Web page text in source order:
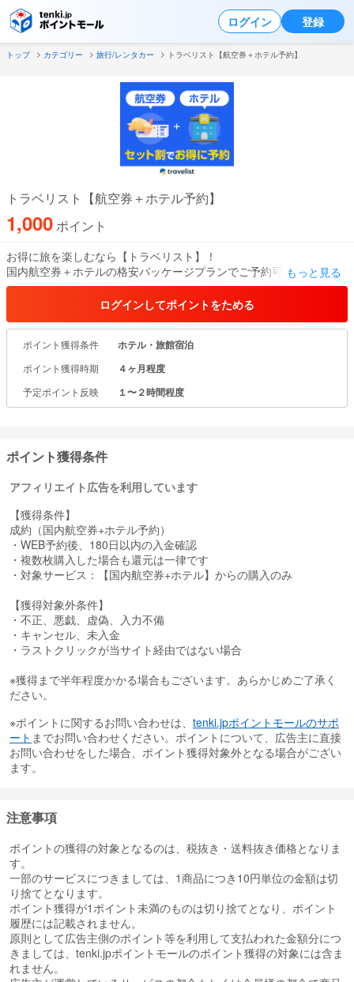
ログイン 登録
トップ カテゴリー 旅行/レンタカー トラベリスト【航空券＋ホテル予約】
トラベリスト【航空券＋ホテル予約】
1,000ポイント
お得に旅を楽しむなら【トラベリスト】！
国内航空券＋ホテルの格安パッケージプランでご予約可能！
豊富な宿泊施設と航空券の組み合わせ、そして充実したレビュー情
報で、あなたにぴったりの旅行プランがきっ
と見つかります。
お得なパッケージから憧れのラグジュアリープランまで、条件を指
定して気になるプランを一括検索！
オンラインで簡単・便利、24時間いつでも予約可能。
もっと見る
ログインしてポイントをためる
ポイント獲得条件 ホテル・旅館宿泊
ポイント獲得時期 ４ヶ月程度
予定ポイント反映 １〜２時間程度
ポイント獲得条件
アフィリエイト広告を利用しています
【獲得条件】
成約（国内航空券+ホテル予約）
・WEB予約後、180日以内の入金確認
・複数枚購入した場合も還元は一律です
・対象サービス：【国内航空券+ホテル】からの購入のみ
【獲得対象外条件】
・不正、悪戯、虚偽、入力不備
・キャンセル、未入金
・ラストクリックが当サイト経由ではない場合
※獲得まで半年程度かかる場合もございます。あらかじめご了承く
ださい。
※ポイントに関するお問い合わせは、 tenki.jpポイントモールのサポ
ート までお問い合わせください。ポイントについて、広告主に直接
お問い合わせをした場合、ポイント獲得対象外となる場合がござい
ます。
注意事項
ポイントの獲得の対象となるのは、税抜き・送料抜き価格となりま
す。
一部のサービスにつきましては、1商品につき10円単位の金額は切
り捨てとなります。
ポイント獲得が1ポイント未満のものは切り捨てとなり、ポイント
履歴には記載されません。
原則として広告主側のポイント等を利用して支払われた金額分につ
きましては、tenki.jpポイントモールのポイント獲得の対象には含ま
れません。